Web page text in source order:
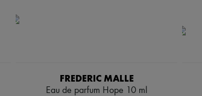
FREDERIC MALLE
Eau de parfum Hope 10 ml